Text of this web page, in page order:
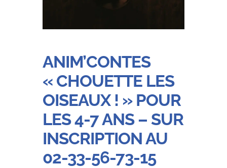
ANIM’CONTES
« CHOUETTE LES
OISEAUX ! » POUR
LES 4-7 ANS – SUR
INSCRIPTION AU
02-33-56-73-15